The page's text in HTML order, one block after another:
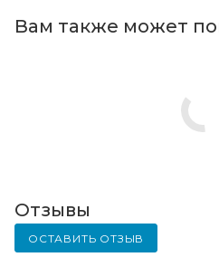
Вам также может
Отзывы
ОСТАВИТЬ ОТЗЫВ